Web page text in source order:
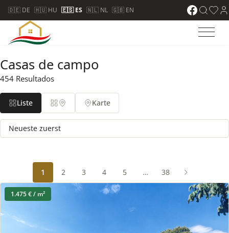
🇩🇪 DE 🇭🇺 HU 🇪🇸 ES 🇳🇱 NL 🇬🇧 EN
Casas de campo
454 Resultados
Liste Karte
1 2 3 4 5 … 38
1.475 € / m²